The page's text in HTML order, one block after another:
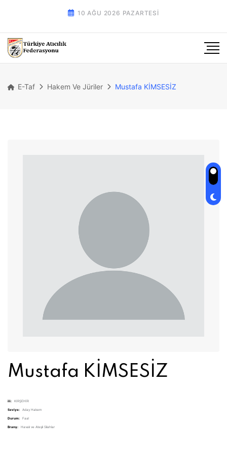
10 AĞU 2026 PAZARTESI
E-Taf Hakem Ve Jüriler Mustafa KİMSESİZ
Mustafa KİMSESİZ
ili: KIRŞEHİR
Seviye: Aday Hakem
Durum: Faal
Branş: Havalı ve Ateşli Silahlar